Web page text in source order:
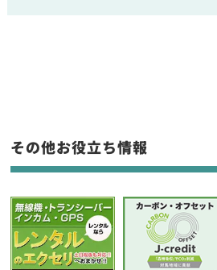
フリーワード入力(製品名等)
選択条件をリセ
その他お役立ち情報